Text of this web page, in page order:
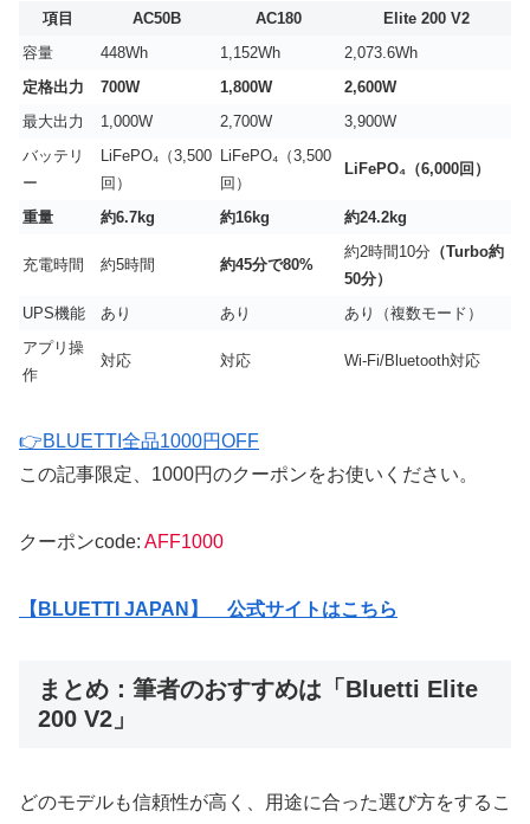
項目 AC50B AC180
Elite 200 V2
容量
448Wh 1,152Wh
2,073.6Wh
定格出力
700W 1,800W
2,600W
最大出力
1,000W 2,700W
3,900W
バッテリ
ー
LiFePO₄（3,500
回）
LiFePO₄（3,500
回）
LiFePO₄（6,000回）
重量 約6.7kg 約16kg 約24.2kg
充電時間 約5時間 約45分で80%
約2時間10分 （Turbo約
50分）
UPS機能
あり あり
あり（複数モード）
アプリ操
作
対応 対応 Wi-Fi/Bluetooth対応
👉BLUETTI全品1000円OFF
この記事限定、1000円のクーポンをお使いください。
クーポンcode: AFF1000
【BLUETTI JAPAN】 公式サイトはこちら
まとめ：筆者のおすすめは「Bluetti Elite
200 V2」
どのモデルも信頼性が高く、用途に合った選び方をするこ